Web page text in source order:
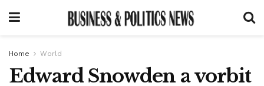
Home World
Edward Snowden a vorbit